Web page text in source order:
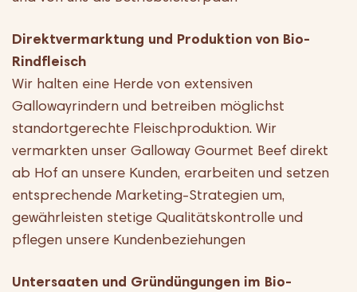
Direktvermarktung und Produktion von Bio-
Rindfleisch
Wir halten eine Herde von extensiven
Gallowayrindern und betreiben möglichst
standortgerechte Fleischproduktion. Wir
vermarkten unser Galloway Gourmet Beef direkt
ab Hof an unsere Kunden, erarbeiten und setzen
entsprechende Marketing-Strategien um,
gewährleisten stetige Qualitätskontrolle und
pflegen unsere Kundenbeziehungen
Untersaaten und Gründüngungen im Bio-